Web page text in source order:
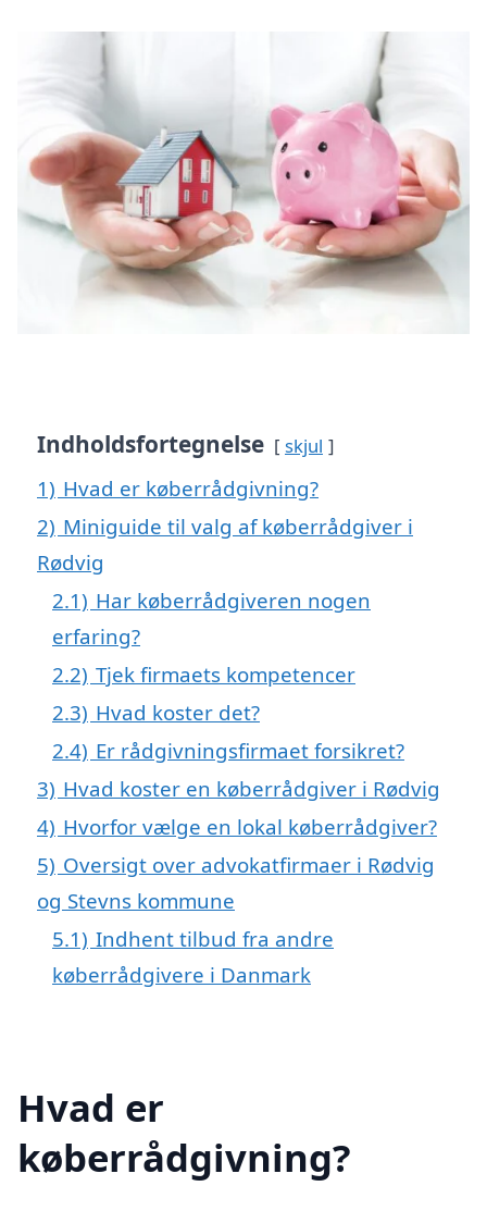
Indholdsfortegnelse skjul
1) Hvad er køberrådgivning?
2) Miniguide til valg af køberrådgiver i
Rødvig
2.1) Har køberrådgiveren nogen
erfaring?
2.2) Tjek firmaets kompetencer
2.3) Hvad koster det?
2.4) Er rådgivningsfirmaet forsikret?
3) Hvad koster en køberrådgiver i Rødvig
4) Hvorfor vælge en lokal køberrådgiver?
5) Oversigt over advokatfirmaer i Rødvig
og Stevns kommune
5.1) Indhent tilbud fra andre
køberrådgivere i Danmark
Hvad er
køberrådgivning?